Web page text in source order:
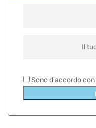
Sono d'accordo